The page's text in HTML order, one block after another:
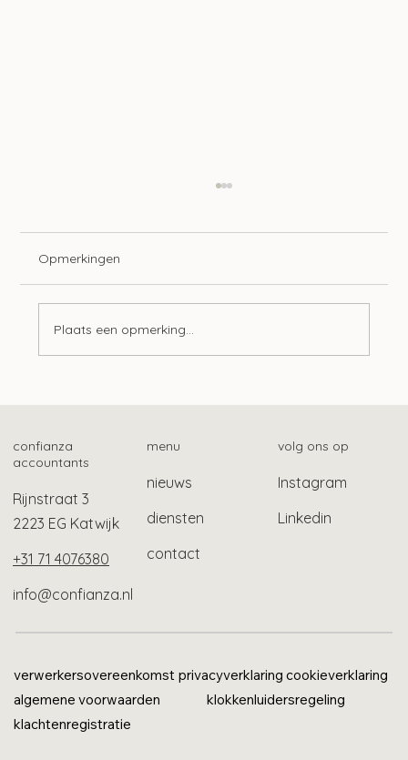
Advieswijzer | Bedrijfsoverdracht
Opmerkingen
Plaats een opmerking...
confianza
accountants
Rijnstraat 3
2223 EG Katwijk
+31 71 4076380
info@confianza.nl
menu
nieuws
diensten
contact
volg ons op
Instagram
Linkedin
verwerkersovereenkomst privacyverklaring cookieverklaring
algemene voorwaarden
klokkenluidersregeling
klachtenregistratie